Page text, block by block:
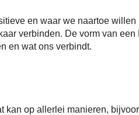
en waar we naartoe
verbinden. De vorm van
en wat ons verbindt.
kan op allerlei manieren,